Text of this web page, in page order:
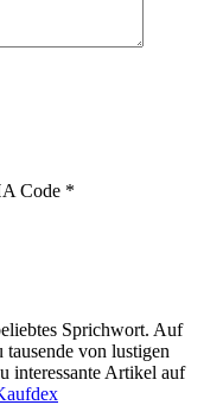
Code *
Sprichwort. Auf
von lustigen
interessante Artikel auf